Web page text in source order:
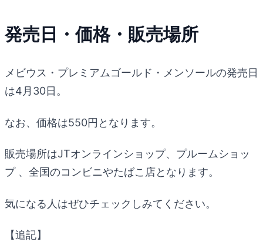
発売日・価格・販売場所
メビウス・プレミアムゴールド・メンソールの発売日
は4月30日。
なお、価格は550円となります。
販売場所はJTオンラインショップ、プルームショッ
プ 、全国のコンビニやたばこ店となります。
気になる人はぜひチェックしみてください。
【追記】